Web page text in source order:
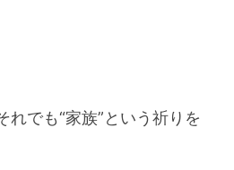
れでも“家族”という祈りを